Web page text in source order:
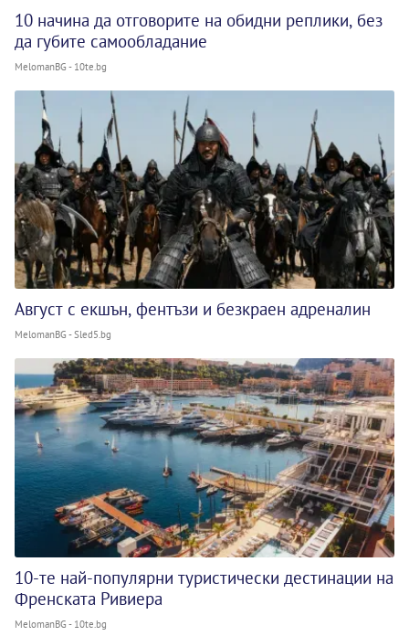
10 начина да отговорите на обидни реплики, без
да губите самообладание
MelomanBG - 10te.bg
Август с екшън, фентъзи и безкраен адреналин
MelomanBG - Sled5.bg
10-те най-популярни туристически дестинации на
Френската Ривиера
MelomanBG - 10te.bg